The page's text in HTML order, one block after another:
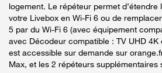
logement. Le répéteur permet
votre Livebox en Wi-Fi 6 ou de
5 par du Wi-Fi 6 (avec équipement
avec Décodeur compatible : TV UHD
est accessible sur demande sur
Max, et les 2 répéteurs supplémentaires